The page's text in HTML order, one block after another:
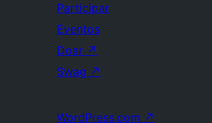
Participar
Eventos
Doar ↗
Swag ↗
WordPress.com ↗